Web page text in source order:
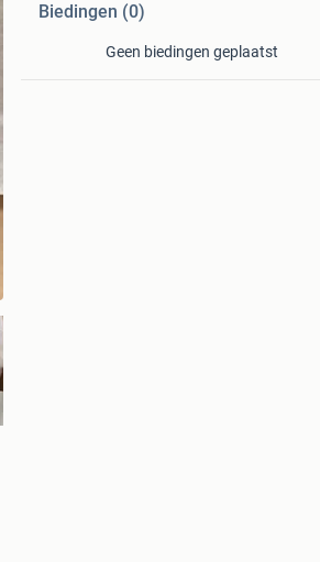
Biedingen (0)
Geen biedingen geplaatst